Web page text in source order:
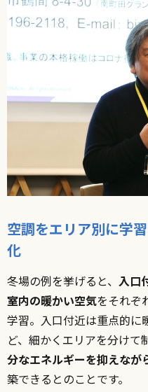
空調をエリア別に学
化
冬場の例を挙げると、 入口
室内の暖かい空気をそれぞ
学習。入口付近は重点的に
ど、細かくエリアを分けて
分なエネルギーを抑えなが
築できるとのことです。